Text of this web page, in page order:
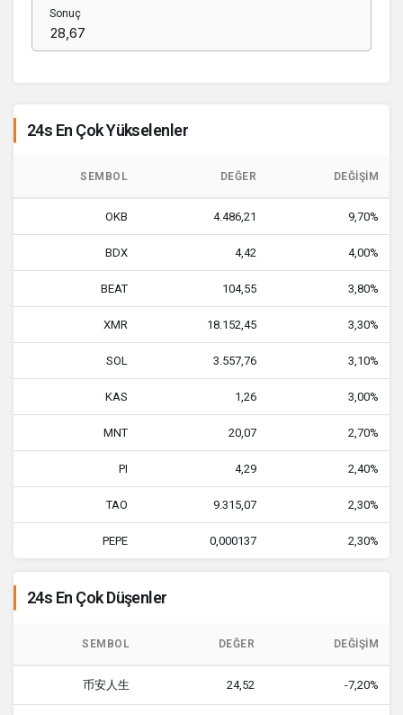
Sonuç
24s En Çok Yükselenler
SEMBOL DEĞER DEĞIŞIM
OKB 4.486,21 9,70%
BDX 4,42 4,00%
BEAT 104,55 3,80%
XMR 18.152,45 3,30%
SOL 3.557,76 3,10%
KAS 1,26 3,00%
MNT 20,07 2,70%
PI 4,29 2,40%
TAO 9.315,07 2,30%
PEPE 0,000137 2,30%
24s En Çok Düşenler
SEMBOL DEĞER DEĞIŞIM
币安人生 24,52 -7,20%